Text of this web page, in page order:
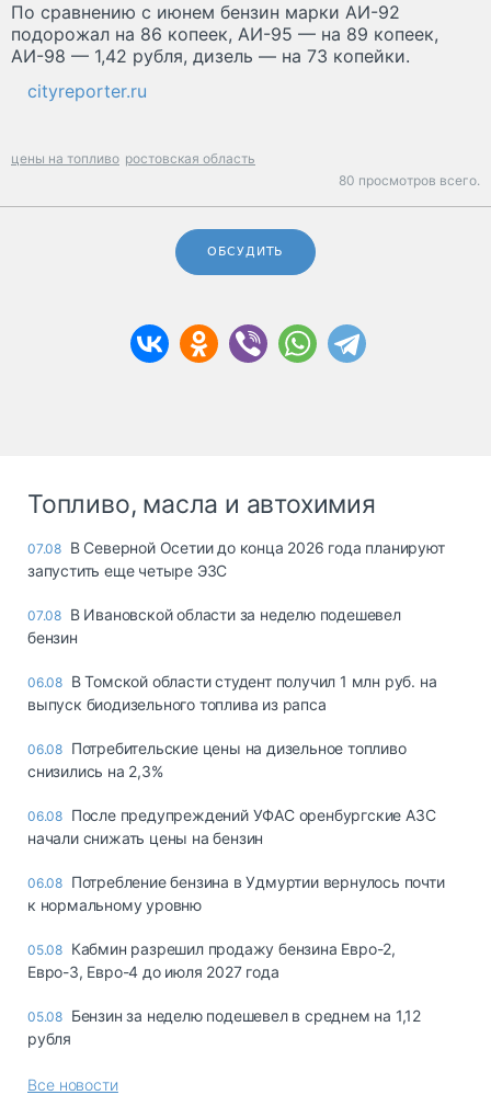
По сравнению с июнем бензин марки АИ-92
подорожал на 86 копеек, АИ-95 — на 89 копеек,
АИ-98 — 1,42 рубля, дизель — на 73 копейки.
cityreporter.ru
цены на топливо ростовская область
80 просмотров всего.
ОБСУДИТЬ
Топливо, масла и автохимия
07.08 В Северной Осетии до конца 2026 года планируют
запустить еще четыре ЭЗС
07.08 В Ивановской области за неделю подешевел
бензин
06.08 В Томской области студент получил 1 млн руб. на
выпуск биодизельного топлива из рапса
06.08 Потребительские цены на дизельное топливо
снизились на 2,3%
06.08 После предупреждений УФАС оренбургские АЗС
начали снижать цены на бензин
06.08 Потребление бензина в Удмуртии вернулось почти
к нормальному уровню
05.08 Кабмин разрешил продажу бензина Евро-2,
Евро-3, Евро-4 до июля 2027 года
05.08 Бензин за неделю подешевел в среднем на 1,12
рубля
Все новости